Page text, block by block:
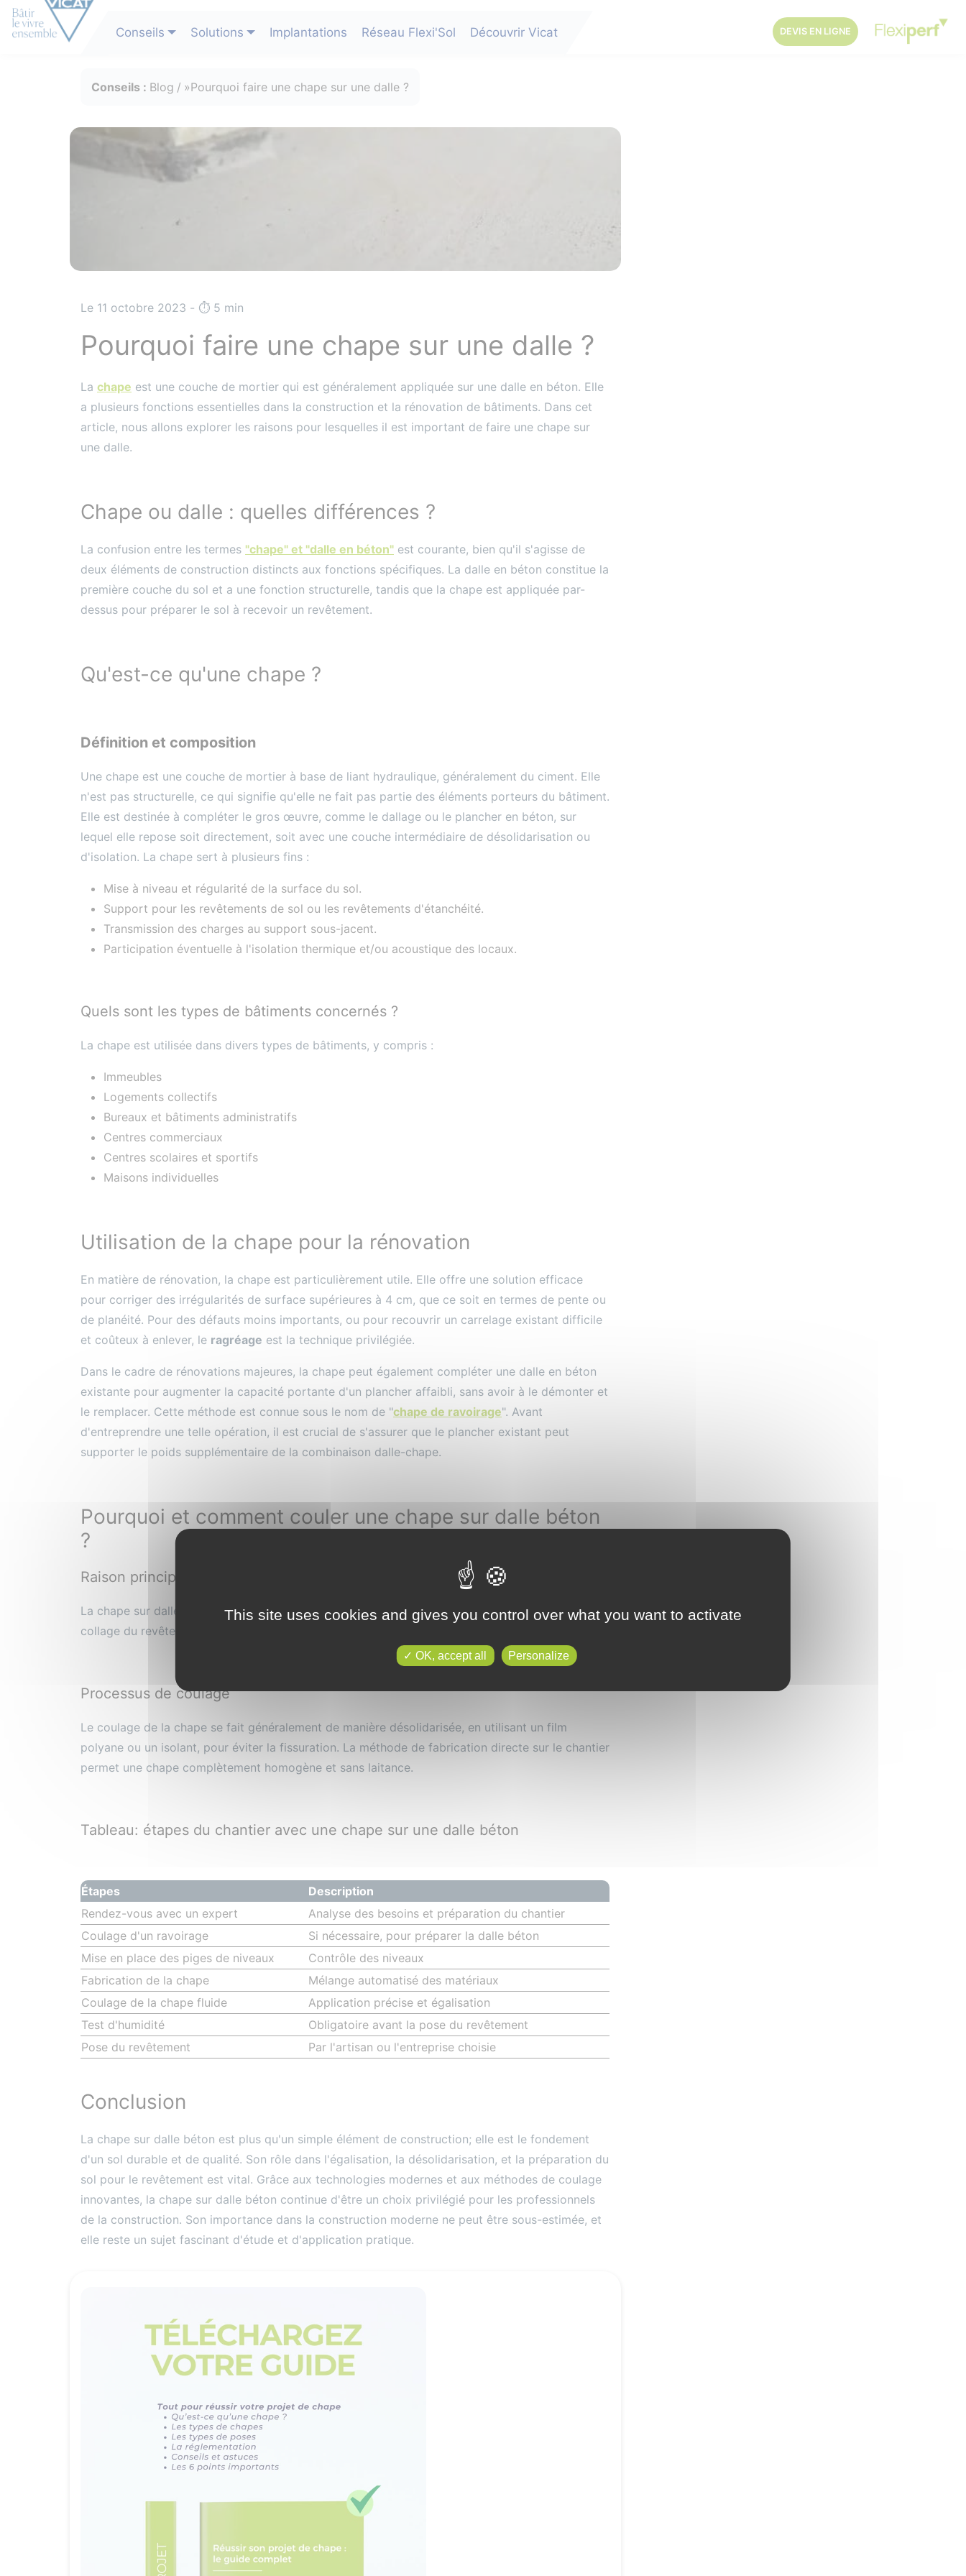
Conseils Solutions Implantations Réseau Flexi'Sol Découvrir Vicat DEVIS EN LIGNE
Conseils : Blog Pourquoi faire une chape sur une dalle ?
Le 11 octobre 2023 - ⏱️️ 5 min
Pourquoi faire une chape sur une dalle ?
La chape est une couche de mortier qui est généralement appliquée sur une dalle en béton. Elle
a plusieurs fonctions essentielles dans la construction et la rénovation de bâtiments. Dans cet
article, nous allons explorer les raisons pour lesquelles il est important de faire une chape sur
une dalle.
Chape ou dalle : quelles différences ?
La confusion entre les termes "chape" et "dalle en béton" est courante, bien qu'il s'agisse de
deux éléments de construction distincts aux fonctions spécifiques. La dalle en béton constitue la
première couche du sol et a une fonction structurelle, tandis que la chape est appliquée par-
dessus pour préparer le sol à recevoir un revêtement.
Qu'est-ce qu'une chape ?
Définition et composition
Une chape est une couche de mortier à base de liant hydraulique, généralement du ciment. Elle
n'est pas structurelle, ce qui signifie qu'elle ne fait pas partie des éléments porteurs du bâtiment.
Elle est destinée à compléter le gros œuvre, comme le dallage ou le plancher en béton, sur
lequel elle repose soit directement, soit avec une couche intermédiaire de désolidarisation ou
d'isolation. La chape sert à plusieurs fins :
Mise à niveau et régularité de la surface du sol.
Support pour les revêtements de sol ou les revêtements d'étanchéité.
Transmission des charges au support sous-jacent.
Participation éventuelle à l'isolation thermique et/ou acoustique des locaux.
Quels sont les types de bâtiments concernés ?
La chape est utilisée dans divers types de bâtiments, y compris :
Immeubles
Logements collectifs
Bureaux et bâtiments administratifs
Centres commerciaux
Centres scolaires et sportifs
Maisons individuelles
Utilisation de la chape pour la rénovation
En matière de rénovation, la chape est particulièrement utile. Elle offre une solution efficace
pour corriger des irrégularités de surface supérieures à 4 cm, que ce soit en termes de pente ou
de planéité. Pour des défauts moins importants, ou pour recouvrir un carrelage existant difficile
et coûteux à enlever, le ragréage est la technique privilégiée.
Dans le cadre de rénovations majeures, la chape peut également compléter une dalle en béton
existante pour augmenter la capacité portante d'un plancher affaibli, sans avoir à le démonter et
le remplacer. Cette méthode est connue sous le nom de "chape de ravoirage". Avant
d'entreprendre une telle opération, il est crucial de s'assurer que le plancher existant peut
supporter le poids supplémentaire de la combinaison dalle-chape.
Pourquoi et comment couler une chape sur dalle béton
?
Raison principale
La chape sur dalle béton rend le sol parfaitement plan, assurant une planimétrie parfaite pour le
collage du revêtement de sol, comme du carrelage ou du parquet.
Processus de coulage
Le coulage de la chape se fait généralement de manière désolidarisée, en utilisant un film
polyane ou un isolant, pour éviter la fissuration. La méthode de fabrication directe sur le chantier
permet une chape complètement homogène et sans laitance.
Tableau: étapes du chantier avec une chape sur une dalle béton
Étapes
Description
Rendez-vous avec un expert
Analyse des besoins et préparation du chantier
Coulage d'un ravoirage
Si nécessaire, pour préparer la dalle béton
Mise en place des piges de niveaux
Contrôle des niveaux
Fabrication de la chape
Mélange automatisé des matériaux
Coulage de la chape fluide
Application précise et égalisation
Test d'humidité
Obligatoire avant la pose du revêtement
Pose du revêtement
Par l'artisan ou l'entreprise choisie
Conclusion
La chape sur dalle béton est plus qu'un simple élément de construction; elle est le fondement
d'un sol durable et de qualité. Son rôle dans l'égalisation, la désolidarisation, et la préparation du
sol pour le revêtement est vital. Grâce aux technologies modernes et aux méthodes de coulage
innovantes, la chape sur dalle béton continue d'être un choix privilégié pour les professionnels
de la construction. Son importance dans la construction moderne ne peut être sous-estimée, et
elle reste un sujet fascinant d'étude et d'application pratique.
This site uses cookies and gives you control over what you want to activate
OK, accept all Personalize